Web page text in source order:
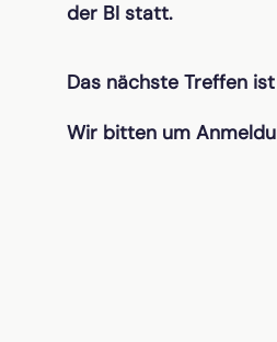
der BI statt.
Das nächste Treffen ist
Wir bitten um